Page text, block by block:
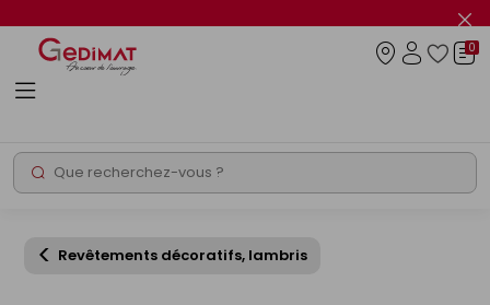
le
info
Rechercher
0
Revêtements décoratifs, lambris